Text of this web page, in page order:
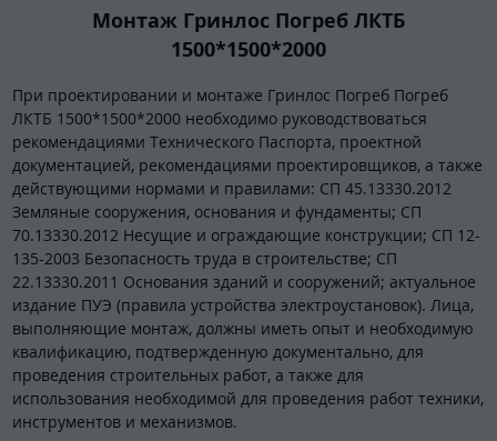
Монтаж Гринлос Погреб ЛКТБ
1500*1500*2000
При проектировании и монтаже Гринлос Погреб Погреб
ЛКТБ 1500*1500*2000 необходимо руководствоваться
рекомендациями Технического Паспорта, проектной
документацией, рекомендациями проектировщиков, а также
действующими нормами и правилами: СП 45.13330.2012
Земляные сооружения, основания и фундаменты; СП
70.13330.2012 Несущие и ограждающие конструкции; СП 12-
135-2003 Безопасность труда в строительстве; СП
22.13330.2011 Основания зданий и сооружений; актуальное
издание ПУЭ (правила устройства электроустановок). Лица,
выполняющие монтаж, должны иметь опыт и необходимую
квалификацию, подтвержденную документально, для
проведения строительных работ, а также для
использования необходимой для проведения работ техники,
инструментов и механизмов.